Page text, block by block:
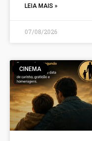
LEIA MAIS »
07/08/2026
CINEMA